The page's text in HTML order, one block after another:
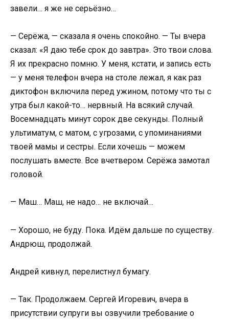
завели… я же не серьёзно…
— Серёжа, — сказала я очень спокойно. — Ты вчера
сказал: «Я даю тебе срок до завтра». Это твои слова.
Я их прекрасно помню. У меня, кстати, и запись есть
— у меня телефон вчера на столе лежал, я как раз
диктофон включила перед ужином, потому что ты с
утра был какой-то… нервный. На всякий случай.
Восемнадцать минут сорок две секунды. Полный
ультиматум, с матом, с угрозами, с упоминаниями
твоей мамы и сестры. Если хочешь — можем
послушать вместе. Все вчетвером. Серёжа замотал
головой.
— Маш… Маш, не надо… не включай…
— Хорошо, не буду. Пока. Идём дальше по существу.
Андрюш, продолжай.
Андрей кивнул, перелистнул бумагу.
— Так. Продолжаем. Сергей Игоревич, вчера в
присутствии супруги вы озвучили требование о